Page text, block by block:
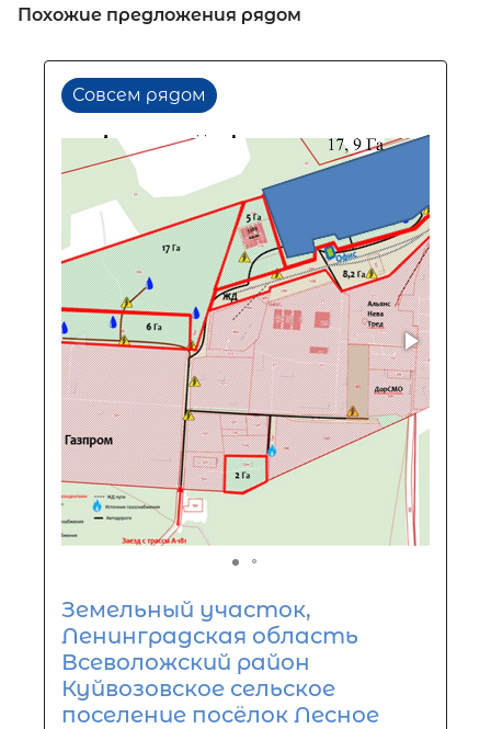
Похожие предложения рядом
Совсем рядом
Земельный участок,
Ленинградская область
Всеволожский район
Куйвозовское сельское
поселение посёлок Лесное